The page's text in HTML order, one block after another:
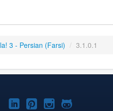
3 - Persian (Farsi) / 3.1.0.1
Joomla!
Joomla!Joomla!
Joomla!Joomla!